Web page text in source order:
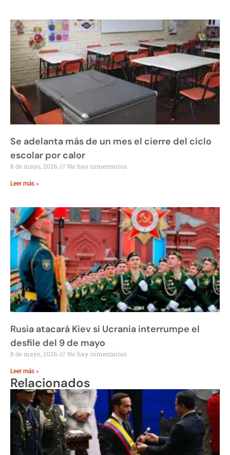
Se adelanta más de un mes el cierre del ciclo
escolar por calor
8 de mayo, 2026 No hay comentarios
Leer más »
Rusia atacará Kiev si Ucrania interrumpe el
desfile del 9 de mayo
8 de mayo, 2026 No hay comentarios
Leer más »
Relacionados